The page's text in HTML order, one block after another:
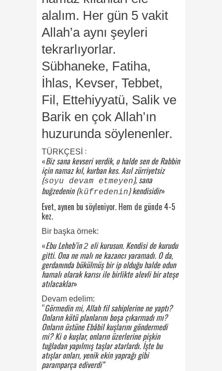
alalım. Her gün 5 vakit
Allah’a aynı şeyleri
tekrarlıyorlar.
Sübhaneke, Fatiha,
İhlas, Kevser, Tebbet,
Fil, Ettehiyyatü, Salik ve
Barik en çok Allah’ın
huzurunda söylenenler.
TÜRKÇESİ :
«Biz sana kevseri verdik, o halde sen de Rabbin
için namaz kıl, kurban kes. Asıl zürriyetsiz
(soyu devam etmeyen), sana
buğzedenin (küfredenin) kendisidir»
Evet, aynen bu söyleniyor. Hem de günde 4-5
kez.
Bir başka örnek:
«Ebu Leheb’in2 eli kurusun. Kendisi de kurudu
gitti. Ona ne malı ne kazancı yaramadı. O da,
gerdanında bükülmüş bir ip olduğu halde odun
hamalı olarak karısı ile birlikte alevli bir ateşe
atılacaklar»
Devam edelim:
“Görmedin mi, Allah fil sahiplerine ne yaptı?
Onların kötü planlarını boşa çıkarmadı mı?
Onların üstüne Ebâbil kuşlarını göndermedi
mi? Ki o kuşlar, onların üzerlerine pişkin
tuğladan yapılmış taşlar atarlardı. İşte bu
atışlar onları, yenik ekin yaprağı gibi
paramparça ediverdi”